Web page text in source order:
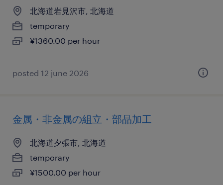
北海道岩見沢市, 北海道
temporary
¥1360.00 per hour
posted 12 june 2026
金属・非金属の組立・部品加工
北海道夕張市, 北海道
temporary
¥1500.00 per hour